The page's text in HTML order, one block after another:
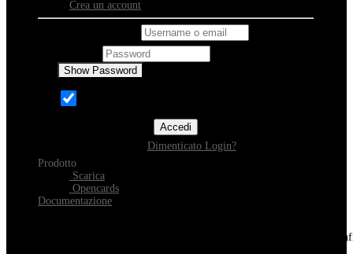
Crea un account
Show Password
Accedi
Dimenticato Login?
Prodotto
Scarica
Opencards
Documentazione
Tutto quello che devi sapere sull'installazione, la navigazione e la